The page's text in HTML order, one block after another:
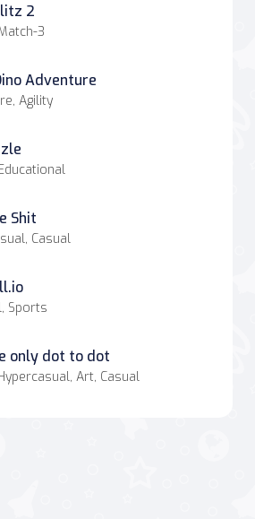
2
3
Adventure
Agility
Shit
Casual
Sports
only dot to dot
Art, Casual